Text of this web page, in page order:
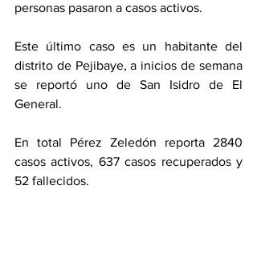
personas pasaron a casos activos.
Este último caso es un habitante del
distrito de Pejibaye, a inicios de semana
se reportó uno de San Isidro de El
General.
En total Pérez Zeledón reporta 2840
casos activos, 637 casos recuperados y
52 fallecidos.